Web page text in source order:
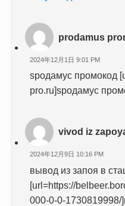
prodamus
2024年12月1日 9:01 PM
ѕродамус промокод
pro.ru]ѕродамус
vivod iz
2024年12月9日 10:16 PM
вывод из запоя в
[url=https://
000-0-0-1730819998/